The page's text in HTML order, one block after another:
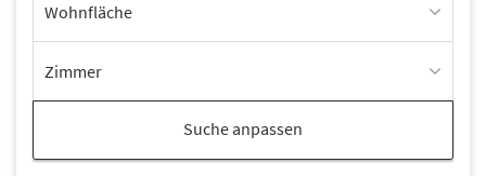
Wohnfläche
Zimmer
Suche anpassen